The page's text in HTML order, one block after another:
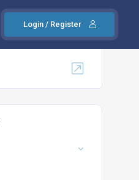
Login / Register